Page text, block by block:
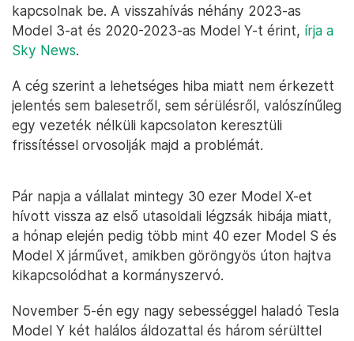
kapcsolnak be. A visszahívás néhány 2023-as
Model 3-at és 2020-2023-as Model Y-t érint, írja a
Sky News.
A cég szerint a lehetséges hiba miatt nem érkezett
jelentés sem balesetről, sem sérülésről, valószínűleg
egy vezeték nélküli kapcsolaton keresztüli
frissítéssel orvosolják majd a problémát.
Pár napja a vállalat mintegy 30 ezer Model X-et
hívott vissza az első utasoldali légzsák hibája miatt,
a hónap elején pedig több mint 40 ezer Model S és
Model X járművet, amikben göröngyös úton hajtva
kikapcsolódhat a kormányszervó.
November 5-én egy nagy sebességgel haladó Tesla
Model Y két halálos áldozattal és három sérülttel